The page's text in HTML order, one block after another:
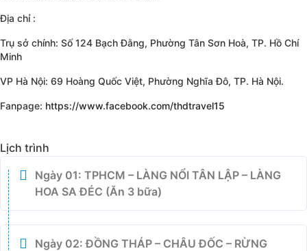
Địa chỉ :
Trụ sở chính: Số 124 Bạch Đằng, Phường Tân Sơn Hoà, TP. Hồ Chí
Minh
VP Hà Nội: 69 Hoàng Quốc Việt, Phường Nghĩa Đô, TP. Hà Nội.
Fanpage: https://www.facebook.com/thdtravel15
Lịch trình
Ngày 01: TPHCM – LÀNG NỔI TÂN LẬP – LÀNG
HOA SA ĐÉC (Ăn 3 bữa)
Ngày 02: ĐỒNG THÁP – CHÂU ĐỐC – RỪNG